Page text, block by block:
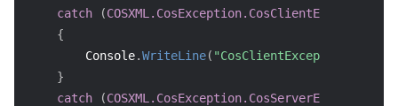
catch (COSXML.CosException.CosClientException
{
        Console
.WriteLine( "CosClientException: "
}
catch
(COSXML.CosException.CosServerException